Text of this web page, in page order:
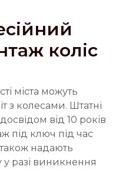
коліс
міста можуть
з колесами. Штатні
від 10 років
під ключ під час
надають
разі виникнення